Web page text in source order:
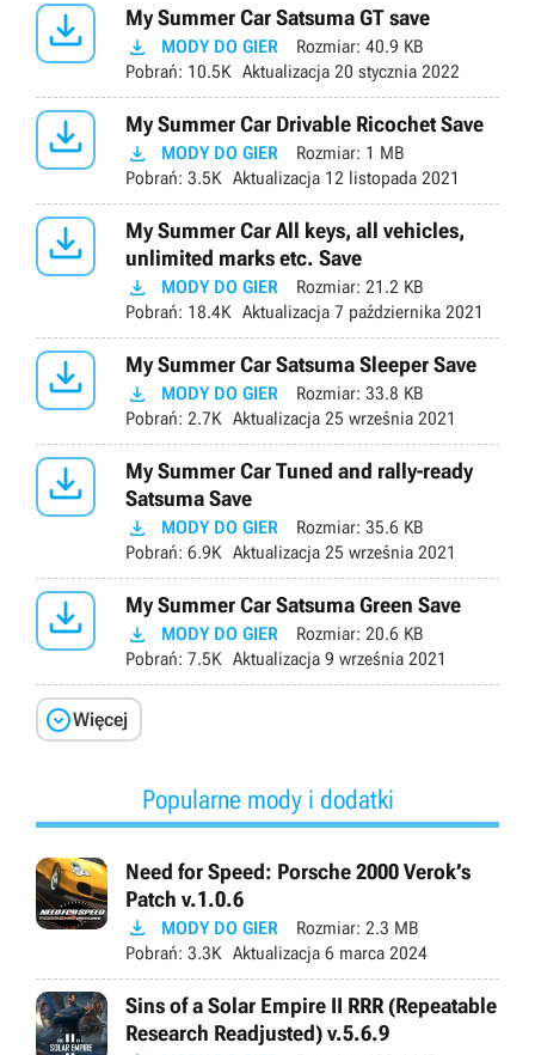
 My Summer Car Satsuma GT save
 MODY DO GIER Rozmiar: 40.9 KB
Pobrań: 10.5K Aktualizacja 20 stycznia 2022
 My Summer Car Drivable Ricochet Save
 MODY DO GIER Rozmiar: 1 MB
Pobrań: 3.5K Aktualizacja 12 listopada 2021

My Summer Car All keys, all vehicles,
unlimited marks etc. Save
 MODY DO GIER Rozmiar: 21.2 KB
Pobrań: 18.4K Aktualizacja 7 października 2021
 My Summer Car Satsuma Sleeper Save
 MODY DO GIER Rozmiar: 33.8 KB
Pobrań: 2.7K Aktualizacja 25 września 2021

My Summer Car Tuned and rally-ready
Satsuma Save
 MODY DO GIER Rozmiar: 35.6 KB
Pobrań: 6.9K Aktualizacja 25 września 2021
 My Summer Car Satsuma Green Save
 MODY DO GIER Rozmiar: 20.6 KB
Pobrań: 7.5K Aktualizacja 9 września 2021
Więcej
Popularne mody i dodatki
Need for Speed: Porsche 2000 Verok’s
Patch v.1.0.6
 MODY DO GIER Rozmiar: 2.3 MB
Pobrań: 3.3K Aktualizacja 6 marca 2024
Sins of a Solar Empire II RRR (Repeatable
Research Readjusted) v.5.6.9